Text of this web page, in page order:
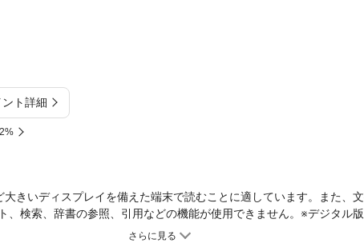
ント詳細
きいディスプレイを備えた端末で読むことに適しています。また、
、検索、辞書の参照、引用などの機能が使用できません。※デジタル版
クリアファイル、「スタンドマイヒーローズ」＆「アイドリッシュセ